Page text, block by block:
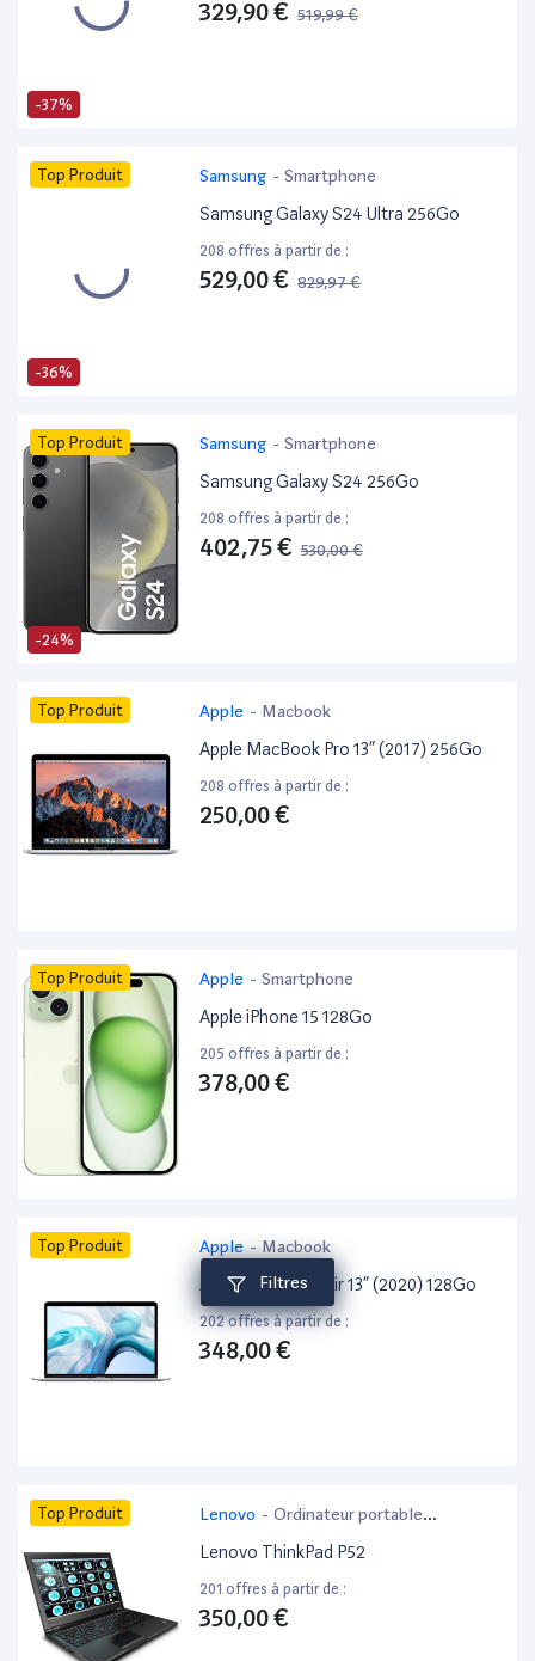
Filtres
-37%
329,90 € 519,99 €
-36%
Top Produit Samsung - Smartphone
Samsung Galaxy S24 Ultra 256Go
208 offres à partir de :
529,00 € 829,97 €
-24%
Top Produit Samsung - Smartphone
Samsung Galaxy S24 256Go
208 offres à partir de :
402,75 € 530,00 €
Top Produit Apple - Macbook
Apple MacBook Pro 13” (2017) 256Go
208 offres à partir de :
250,00 €
Top Produit Apple - Smartphone
Apple iPhone 15 128Go
205 offres à partir de :
378,00 €
Top Produit Apple- Macbook
Apple MacBook Air 13” (2020) 128Go
202 offres à partir de :
348,00 €
Top Produit Lenovo - Ordinateur portable
bureautique
Lenovo ThinkPad P52
201 offres à partir de :
350,00 €